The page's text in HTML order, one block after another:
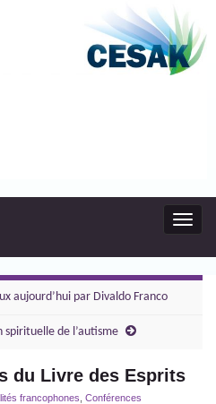
aujourd’hui par Divaldo Franco
spirituelle de l’autisme
du Livre des Esprits
francophones Conférences